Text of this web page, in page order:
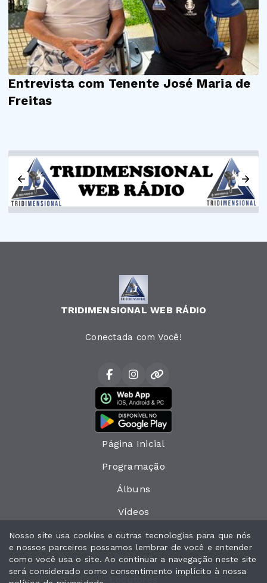
Entrevista com Tenente José Maria de
Freitas
TRIDIMENSIONAL WEB RÁDIO
Conectada com Você!
Página Inicial
Programação
Álbuns
Vídeos
Eventos
Recados
Nosso site usa cookies e outras tecnologias para que nós
e nossos parceiros possamos lembrar de você e entender
como você usa o site. Ao continuar a navegação neste site
será considerado como consentimento implícito à nossa